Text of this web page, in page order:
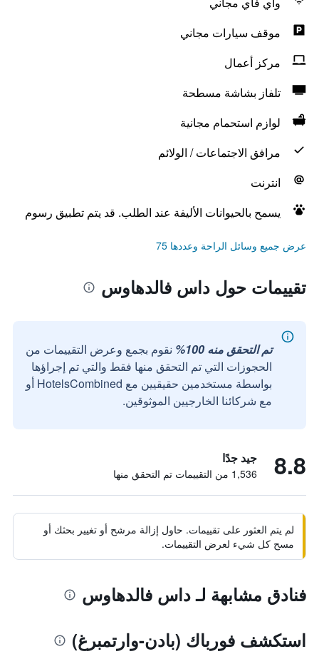
موقف سيارات مجاني
مركز أعمال
تلفاز بشاشة مسطحة
لوازم استحمام مجانية
مرافق الاجتماعات / الولائم
انترنت
يسمح بالحيوانات الأليفة عند الطلب. قد يتم تطبيق رسوم
عرض جميع وسائل الراحة وعددها 75
تقييمات حول داس فالدهاوس
تم التحقق منه 100%
نقوم بجمع وعرض التقييمات من
الحجوزات التي تم التحقق منها فقط والتي تم إجراؤها
بواسطة مستخدمين حقيقيين مع HotelsCombined أو
مع شركائنا الخارجيين الموثوقين.
8.8 جيد جدًا
1,536 من التقييمات تم التحقق منها
لم يتم العثور على تقييمات. حاول إزالة مرشح أو تغيير بحثك أو
مسح كل شيء لعرض التقييمات.
فنادق مشابهة لـ داس فالدهاوس
استكشف فورباك (بادن-وارتمبرغ)